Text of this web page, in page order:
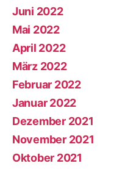
Juni 2022
Mai 2022
April 2022
März 2022
Februar 2022
Januar 2022
Dezember 2021
November 2021
Oktober 2021